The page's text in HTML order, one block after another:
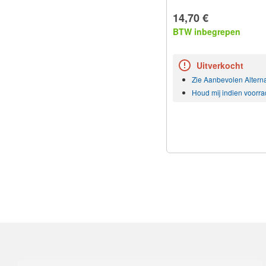
14,70 €
BTW inbegrepen
Uitverkocht
Zie Aanbevolen
Houd mij indien